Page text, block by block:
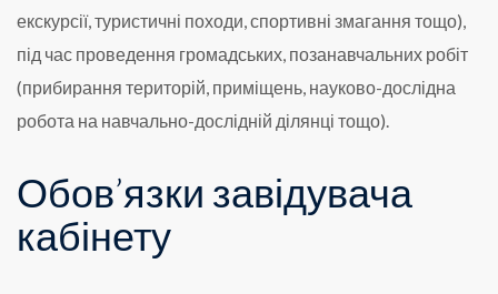
екскурсії, туристичні походи, спортивні змагання тощо),
під час проведення громадських, позанавчальних робіт
(прибирання територій, приміщень, науково-дослідна
робота на навчально-дослідній ділянці тощо).
Обов’язки завідувача
кабінету